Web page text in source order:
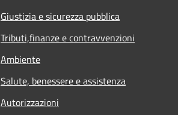
Giustizia e sicurezza pubblica
Tributi,finanze e contravvenzioni
Ambiente
Salute, benessere e assistenza
Autorizzazioni